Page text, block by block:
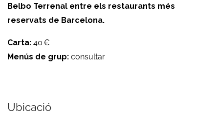
Belbo Terrenal entre els restaurants més
reservats de Barcelona.
Carta: 40 €
Menús de grup: consultar
Ubicació